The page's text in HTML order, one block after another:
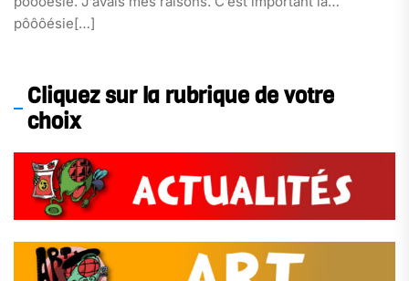
pôôôésie[…]
Cliquez sur la rubrique de votre
choix